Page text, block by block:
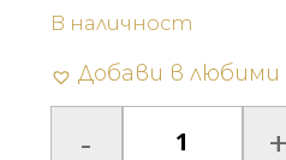
В наличност
Добави в любими